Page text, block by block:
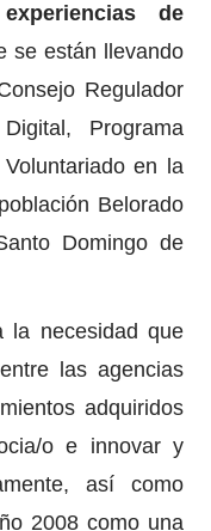
de
se están llevando
Regulador
Programa
en la
Belorado
Domingo de
la necesidad que
las agencias
adquiridos
o e innovar y
así como
2008 como una